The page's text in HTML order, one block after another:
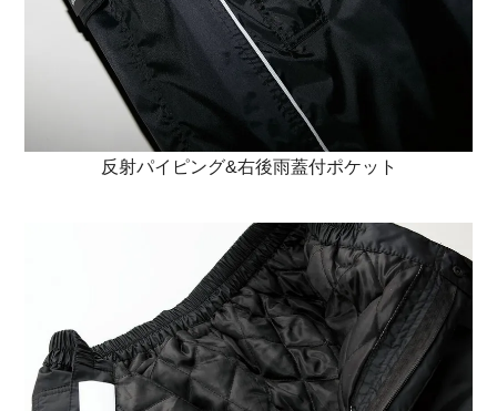
反射パイピング&右後雨蓋付ポケット